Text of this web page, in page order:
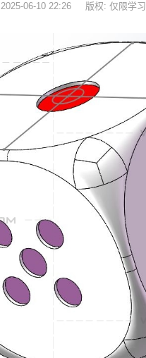
2025-06-10 22:26 版权: 仅限学